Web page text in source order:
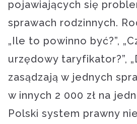
pojawiających się
sprawach rodzinnych.
„Ile to powinno być?”,
urzędowy taryfikator?”,
zasądzają w jednych
w innych 2 000 zł na
Polski system prawny